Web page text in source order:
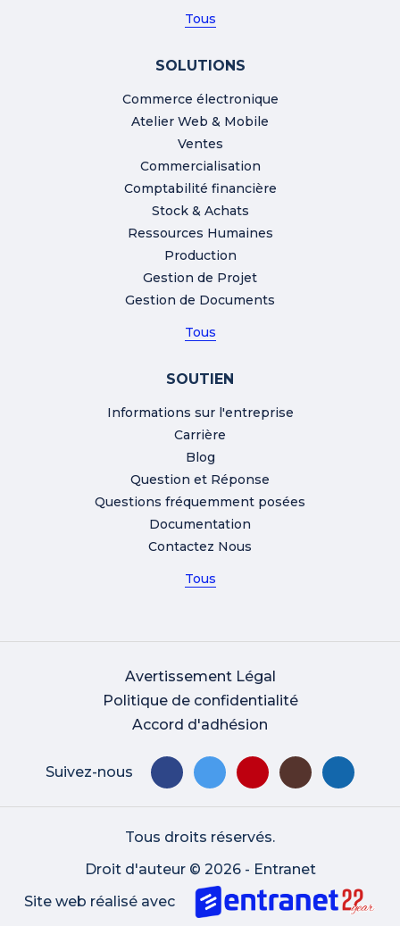
Tous
SOLUTIONS
Commerce électronique
Atelier Web & Mobile
Ventes
Commercialisation
Comptabilité financière
Stock & Achats
Ressources Humaines
Production
Gestion de Projet
Gestion de Documents
Tous
SOUTIEN
Informations sur l'entreprise
Carrière
Blog
Question et Réponse
Questions fréquemment posées
Documentation
Contactez Nous
Tous
Avertissement Légal
Politique de confidentialité
Accord d'adhésion
Suivez-nous
Tous droits réservés.
Droit d'auteur © 2026 - Entranet
Site web réalisé avec